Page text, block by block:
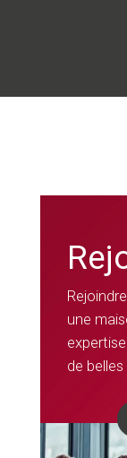
une
de